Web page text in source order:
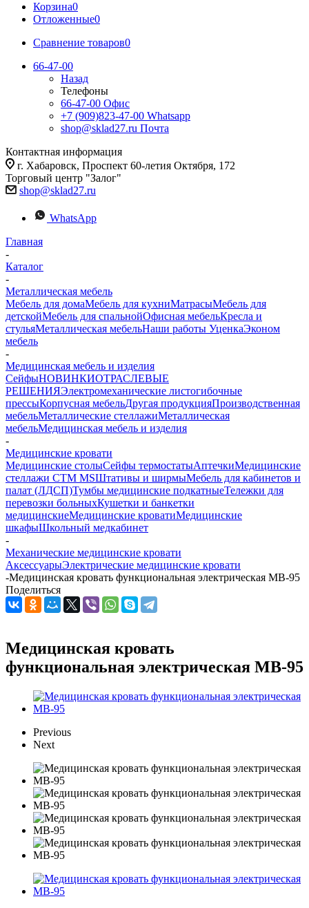
Корзина0
Отложенные0
Сравнение товаров0
66-47-00
Назад
Телефоны
66-47-00 Офис
+7 (909)823-47-00 Whatsapp
shop@sklad27.ru Почта
Контактная информация
г. Хабаровск, Проспект 60-летия Октября, 172
Торговый центр "Залог"
shop@sklad27.ru
WhatsApp
Главная
-
Каталог
-
Металлическая мебель
Мебель для домаМебель для кухниМатраcыМебель для
детскойМебель для спальнойОфисная мебельКресла и
стульяМеталлическая мебельНаши работы УценкаЭконом
мебель
-
Медицинская мебель и изделия
СейфыНОВИНКИОТРАСЛЕВЫЕ
РЕШЕНИЯЭлектромеханические листогибочные
прессыКорпусная мебельДругая продукцияПроизводственная
мебельМеталлические стеллажиМеталлическая
мебельМедицинская мебель и изделия
-
Медицинские кровати
Медицинские столыСейфы термостатыАптечкиМедицинские
стеллажи CTM MSШтативы и ширмыМебель для кабинетов и
палат (ЛДСП)Тумбы медицинские подкатныеТележки для
перевозки больныхКушетки и банкетки
медицинскиеМедицинские кроватиМедицинские
шкафыШкольный медкабинет
-
Механические медицинские кровати
АксессуарыЭлектрические медицинские кровати
-Медицинская кровать функциональная электрическая МВ-95
Поделиться
Медицинская кровать
функциональная электрическая МВ-95
Previous
Next